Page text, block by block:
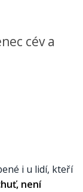
cév a
i u lidí, kteří
není